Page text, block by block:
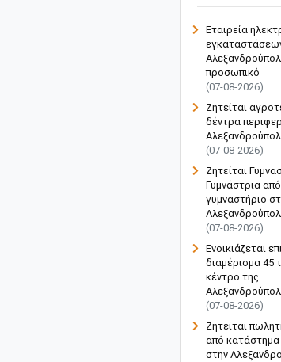
Εταιρεία
προσωπικό
(07-08-2026)
Ζητείται
δέντρα
(07-08-2026)
Ζητείται
Γυμνάστρια από
γυμναστήριο
(07-08-2026)
Ενοικιάζεται
διαμέρισμα 45
κέντρο της
(07-08-2026)
Ζητείται
από κατάστημα
στην